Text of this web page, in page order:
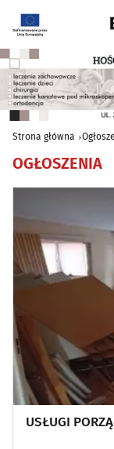
Strona główna
OGŁOSZENIA
USŁUGI